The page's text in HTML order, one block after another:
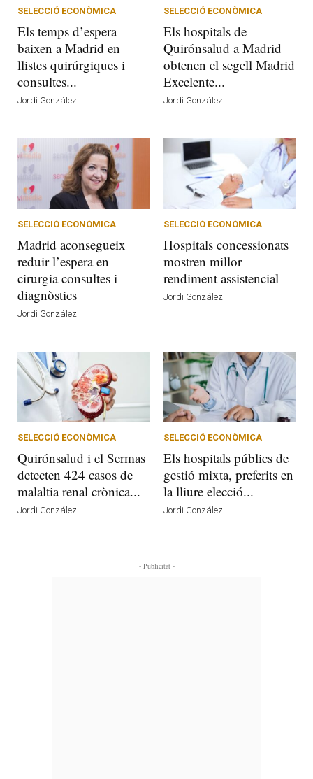
SELECCIÓ ECONÒMICA
Els temps d’espera
baixen a Madrid en
llistes quirúrgiques i
consultes...
Jordi González
SELECCIÓ ECONÒMICA
Els hospitals de
Quirónsalud a Madrid
obtenen el segell Madrid
Excelente...
Jordi González
SELECCIÓ ECONÒMICA
Madrid aconsegueix
reduir l’espera en
cirurgia consultes i
diagnòstics
Jordi González
SELECCIÓ ECONÒMICA
Hospitals concessionats
mostren millor
rendiment assistencial
Jordi González
SELECCIÓ ECONÒMICA
Quirónsalud i el Sermas
detecten 424 casos de
malaltia renal crònica...
Jordi González
SELECCIÓ ECONÒMICA
Els hospitals públics de
gestió mixta, preferits en
la lliure elecció...
Jordi González
- Publicitat -